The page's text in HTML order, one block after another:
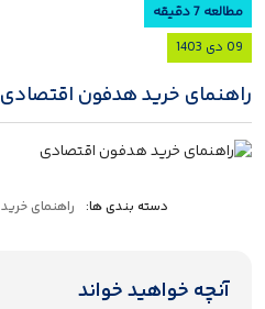
مطالعه 7 دقیقه
09 دی 1403
راهنمای خرید هدفون اقتصادی
دسته بندی ها: راهنمای خرید
آنچه خواهید خواند